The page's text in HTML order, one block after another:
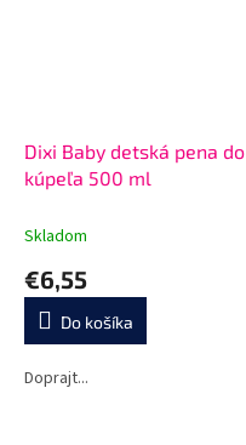
Dixi Baby detská pena do
kúpeľa 500 ml
Skladom
€6,55
Do košíka
Doprajt...